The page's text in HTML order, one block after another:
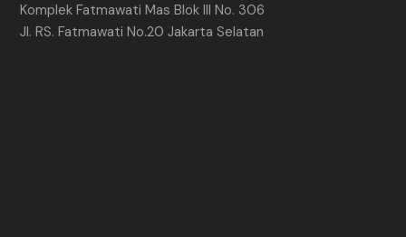
Komplek Fatmawati Mas Blok III No. 306
Jl. RS. Fatmawati No.20 Jakarta Selatan